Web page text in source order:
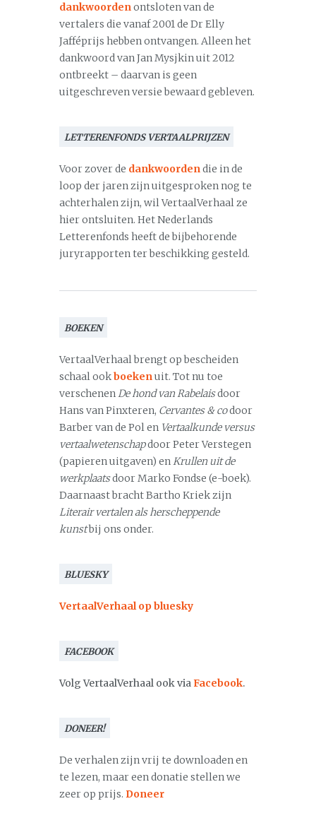
dankwoordenontsloten van de
vertalers die vanaf 2001 de Dr Elly
Jafféprijs hebben ontvangen. Alleen het
dankwoord van Jan Mysjkin uit 2012
ontbreekt – daarvan is geen
uitgeschreven versie bewaard gebleven.
LETTERENFONDS VERTAALPRIJZEN
Voor zover de dankwoordendie in de
loop der jaren zijn uitgesproken nog te
achterhalen zijn, wil VertaalVerhaal ze
hier ontsluiten. Het Nederlands
Letterenfonds heeft de bijbehorende
juryrapporten ter beschikking gesteld.
BOEKEN
VertaalVerhaal brengt op bescheiden
schaal ookboekenuit. Tot nu toe
verschenenDe hond van Rabelaisdoor
Hans van Pinxteren, Cervantes & codoor
Barber van de Pol en Vertaalkunde versus
vertaalwetenschapdoor Peter Verstegen
(papieren uitgaven) enKrullen uit de
werkplaatsdoor Marko Fondse (e-boek).
Daarnaast bracht Bartho Kriek zijn
Literair vertalen als herscheppende
kunstbij ons onder.
BLUESKY
VertaalVerhaal op bluesky
FACEBOOK
Volg VertaalVerhaal ook viaFacebook.
DONEER!
De verhalen zijn vrij te downloaden en
te lezen, maar een donatie stellen we
zeer op prijs. Doneer